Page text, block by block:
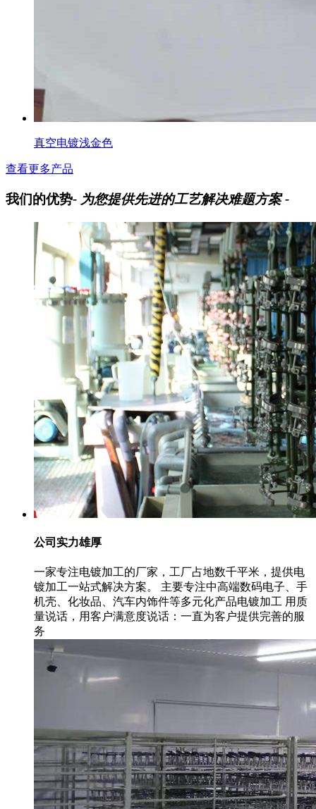
真空电镀浅金色
查看更多产品
我们的优势- 为您提供先进的工艺解决难题方案 -
公司实力雄厚
一家专注电镀加工的厂家，工厂占地数千平米，提供电
镀加工一站式解决方案。 主要专注中高端数码电子、手
机壳、化妆品、汽车内饰件等多元化产品电镀加工 用质
量说话，用客户满意度说话：一直为客户提供完善的服
务